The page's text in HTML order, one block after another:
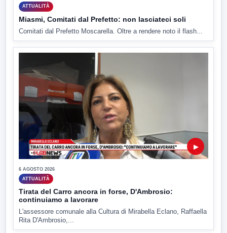
ATTUALITÀ
Miasmi, Comitati dal Prefetto: non lasciateci soli
Comitati dal Prefetto Moscarella. Oltre a rendere noto il flash...
▶
6 AGOSTO 2026
ATTUALITÀ
Tirata del Carro ancora in forse, D'Ambrosio:
continuiamo a lavorare
L'assessore comunale alla Cultura di Mirabella Eclano, Raffaella
Rita D'Ambrosio,...